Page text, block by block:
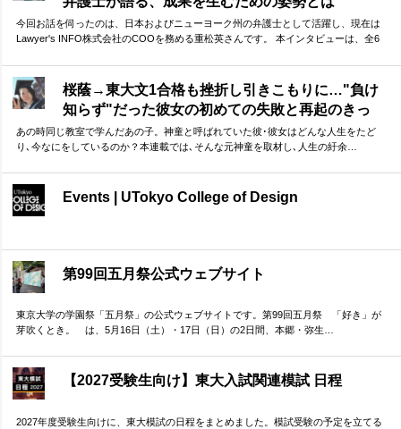
今回お話を伺ったのは、日本およびニューヨーク州の弁護士として活躍し、現在は
Lawyer's INFO株式会社のCOOを務める重松英さんです。 本インタビューは、全6
て振り返っていただきました。 ゴールから逆算して計画した上で、「全力で努力」
より「淡々と継続」 ーー実体験に基づく重松さんのお話は、受験勉強に励む方に多
くの示唆を与えてくれるはずです。
桜蔭→東大文1合格も挫折し引きこもりに…"負け
知らず"だった彼女の初めての失敗と再起のきっ
かけ
あの時同じ教室で学んだあの子。神童と呼ばれていた彼･彼女はどんな人生をたど
り､今なにをしているのか？本連載では､そんな元神童を取材し､人生の紆余…
Events | UTokyo College of Design
第99回五月祭公式ウェブサイト
東京大学の学園祭「五月祭」の公式ウェブサイトです。第99回五月祭 「好き」が
芽吹くとき。 は、5月16日（土）・17日（日）の2日間、本郷・弥生…
【2027受験生向け】東大入試関連模試 日程
2027年度受験生向けに、東大模試の日程をまとめました。模試受験の予定を立てる